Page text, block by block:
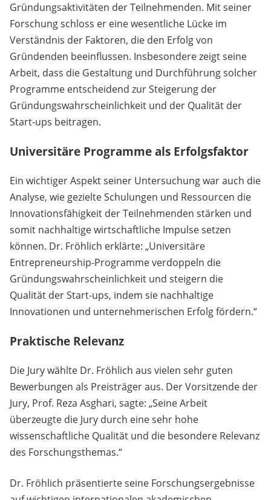
Gründungsaktivitäten der Teilnehmenden. Mit seiner
Forschung schloss er eine wesentliche Lücke im
Verständnis der Faktoren, die den Erfolg von
Gründenden beeinflussen. Insbesondere zeigt seine
Arbeit, dass die Gestaltung und Durchführung solcher
Programme entscheidend zur Steigerung der
Gründungswahrscheinlichkeit und der Qualität der
Start-ups beitragen.
Universitäre Programme als Erfolgsfaktor
Ein wichtiger Aspekt seiner Untersuchung war auch die
Analyse, wie gezielte Schulungen und Ressourcen die
Innovationsfähigkeit der Teilnehmenden stärken und
somit nachhaltige wirtschaftliche Impulse setzen
können. Dr. Fröhlich erklärte: „Universitäre
Entrepreneurship-Programme verdoppeln die
Gründungswahrscheinlichkeit und steigern die
Qualität der Start-ups, indem sie nachhaltige
Innovationen und unternehmerischen Erfolg fördern.“
Praktische Relevanz
Die Jury wählte Dr. Fröhlich aus vielen sehr guten
Bewerbungen als Preisträger aus. Der Vorsitzende der
Jury, Prof. Reza Asghari, sagte: „Seine Arbeit
überzeugte die Jury durch eine sehr hohe
wissenschaftliche Qualität und die besondere Relevanz
des Forschungsthemas.“
Dr. Fröhlich präsentierte seine Forschungsergebnisse